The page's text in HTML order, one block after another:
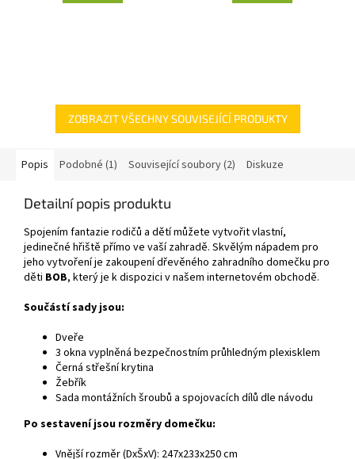
ZOBRAZIT VŠECHNY SOUVISEJÍCÍ PRODUKTY
Popis Podobné (1) Související soubory (2) Diskuze
Detailní popis produktu
Spojením fantazie rodičů a dětí můžete vytvořit vlastní,
jedinečné hřiště přímo ve vaší zahradě. Skvělým nápadem pro
jeho vytvoření je zakoupení dřevěného zahradního domečku pro
děti BOB, který je k dispozici v našem internetovém obchodě.
Součástí sady jsou:
Dveře
3 okna vyplněná bezpečnostním průhledným plexisklem
Černá střešní krytina
Žebřík
Sada montážních šroubů a spojovacích dílů dle návodu
Po sestavení jsou rozměry domečku:
Vnější rozměr (DxŠxV): 247x233x250 cm